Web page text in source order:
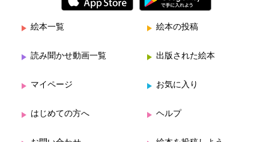
絵本一覧 絵本の投稿
読み聞かせ動画一覧 出版された絵本
マイページ お気に入り
はじめての方へ ヘルプ